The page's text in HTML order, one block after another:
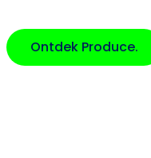
Ontdek Produce.